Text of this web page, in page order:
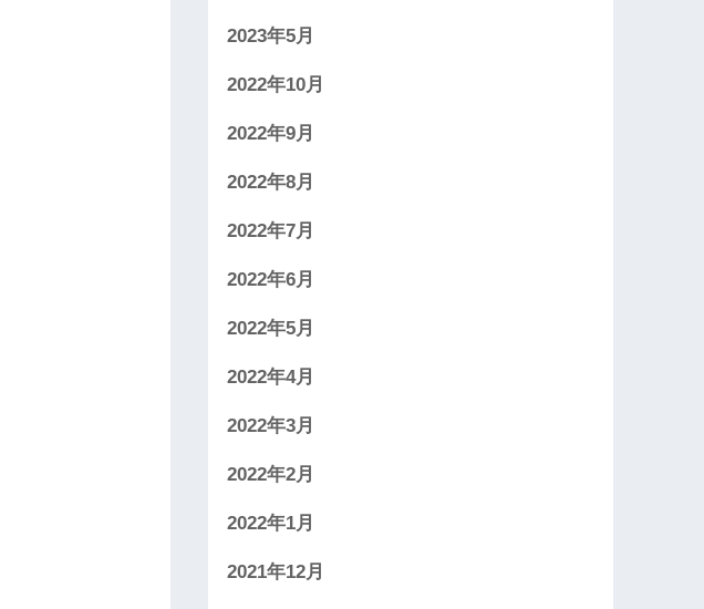
2023年5月
2022年10月
2022年9月
2022年8月
2022年7月
2022年6月
2022年5月
2022年4月
2022年3月
2022年2月
2022年1月
2021年12月